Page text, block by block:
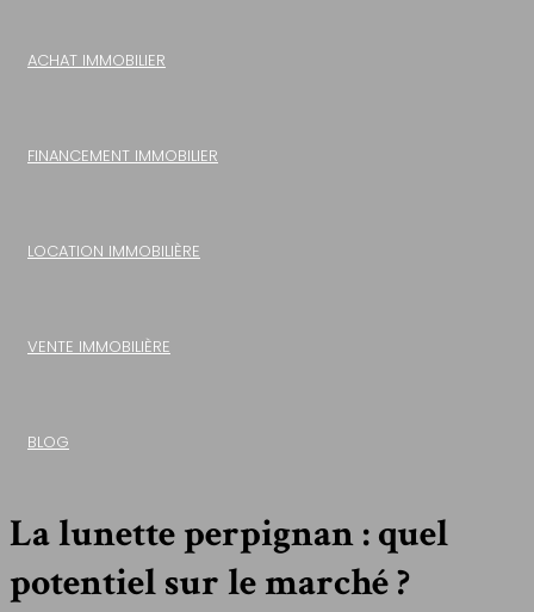
ACHAT IMMOBILIER
FINANCEMENT IMMOBILIER
LOCATION IMMOBILIÈRE
VENTE IMMOBILIÈRE
BLOG
La lunette perpignan : quel
potentiel sur le marché ?